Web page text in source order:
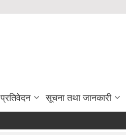
प्रतिवेदन सूचना तथा जानकारी